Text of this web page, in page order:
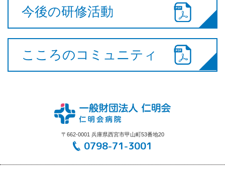
今後の研修活動
こころのコミュニティ
〒662-0001 兵庫県西宮市甲山町53番地20
0798-71-3001